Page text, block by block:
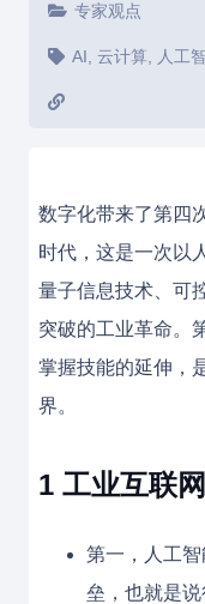
专家观点
AI 云计算, 人工
数字化带来了第四
时代，这是一次以
量子信息技术、可
突破的工业革命。
掌握技能的延伸，
界。
1 工业互联
第一，人工
垒，也就是